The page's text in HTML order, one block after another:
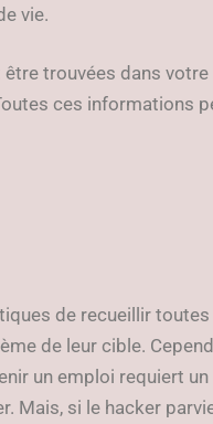
vie.
trouvées dans
ces informations
de recueillir
de leur cible.
un emploi requiert
Mais, si le hacker